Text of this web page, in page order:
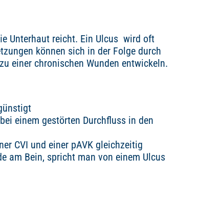
Unterhaut reicht. Ein Ulcus wird oft
können sich in der Folge durch
einer chronischen Wunden entwickeln.
einem gestörten Durchfluss in den
CVI und einer pAVK gleichzeitig
am Bein, spricht man von einem Ulcus